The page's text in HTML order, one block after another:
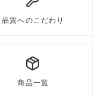
品質へのこだわり
商品一覧